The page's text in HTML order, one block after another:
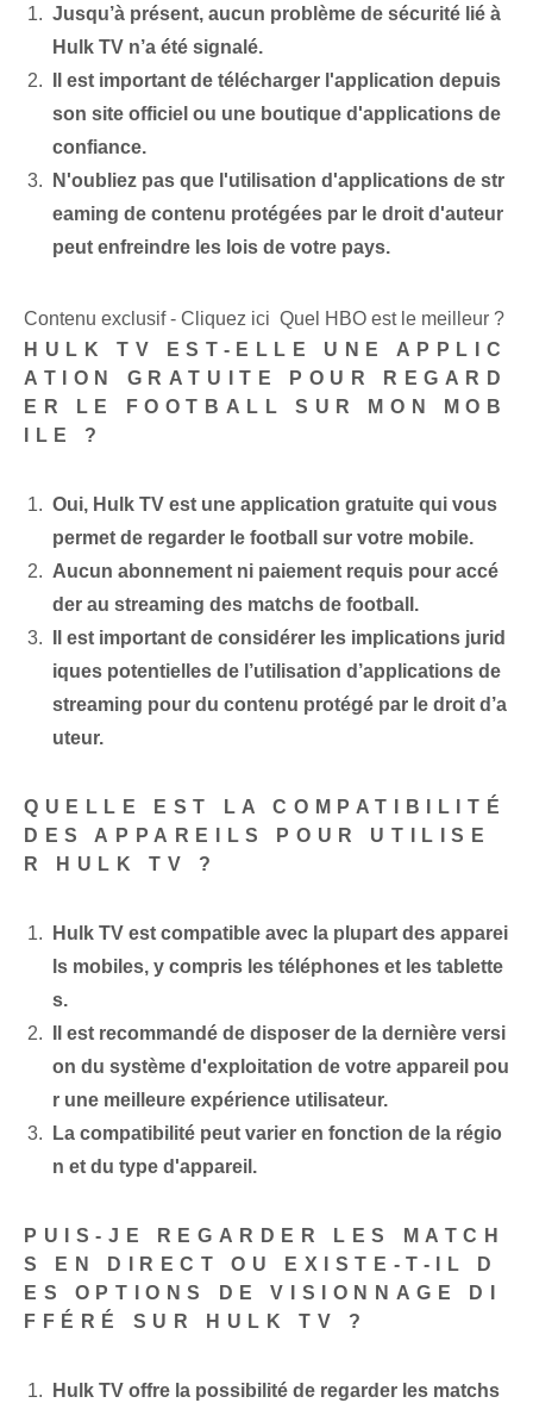
Jusqu’à présent, aucun problème de sécurité lié à
Hulk TV n’a été signalé.
Il est important de télécharger l'application depuis
son site officiel ou une boutique d'applications de
confiance.
N'oubliez pas que l'utilisation d'applications de str
eaming de contenu protégées par le droit d'auteur
peut enfreindre les lois de votre pays.
Contenu exclusif - Cliquez ici Quel HBO est le meilleur ?
HULK TV EST-ELLE UNE APPLIC
ATION GRATUITE POUR REGARD
ER LE FOOTBALL SUR MON MOB
ILE ?
Oui, Hulk TV est une application gratuite qui vous
permet de regarder le football sur votre mobile.
Aucun abonnement ni paiement requis pour accé
der au streaming des matchs de football.
Il est important de considérer les implications jurid
iques potentielles de l’utilisation d’applications de
streaming pour du contenu protégé par le droit d’a
uteur.
QUELLE EST LA COMPATIBILITÉ
DES APPAREILS POUR UTILISE
R HULK TV ?
Hulk TV est compatible avec la plupart des apparei
ls mobiles, y compris les téléphones et les tablette
s.
Il est recommandé de disposer de la dernière versi
on du système d'exploitation de votre appareil pou
r une meilleure expérience utilisateur.
La compatibilité peut varier en fonction de la régio
n et du type d'appareil.
PUIS-JE REGARDER LES MATCH
S EN DIRECT OU EXISTE-T-IL D
ES OPTIONS DE VISIONNAGE DI
FFÉRÉ SUR HULK TV ?
Hulk TV offre la possibilité de regarder les matchs